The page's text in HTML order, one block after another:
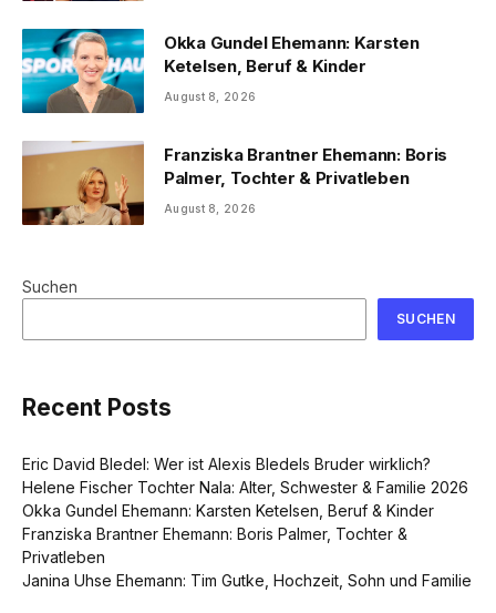
Okka Gundel Ehemann: Karsten
Ketelsen, Beruf & Kinder
August 8, 2026
Franziska Brantner Ehemann: Boris
Palmer, Tochter & Privatleben
August 8, 2026
Suchen
SUCHEN
Recent Posts
Eric David Bledel: Wer ist Alexis Bledels Bruder wirklich?
Helene Fischer Tochter Nala: Alter, Schwester & Familie 2026
Okka Gundel Ehemann: Karsten Ketelsen, Beruf & Kinder
Franziska Brantner Ehemann: Boris Palmer, Tochter &
Privatleben
Janina Uhse Ehemann: Tim Gutke, Hochzeit, Sohn und Familie